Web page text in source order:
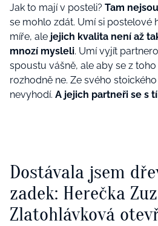
Jak to mají v posteli? Tam
se mohlo zdát. Umí si postelové
míře, ale jejich kvalita není až
mnozí mysleli. Umí vyjít
spoustu vášně, ale aby se z
rozhodně ne. Ze svého
nevyhodí. A jejich partneři se s
Dostávala jsem
zadek: Herečka
Zlatohlávková